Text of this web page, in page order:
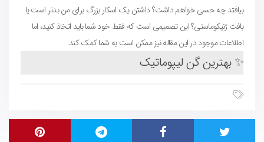
بیافتد چه حسی خواهم داشت؟ داشتن یک اسکار بزرگ برای من بدتر است یا
بافت ژنیکوماستی؟ این تصمیمی است که فقط خود شما باید اتخاذ کنید، اما
اطلاعات موجود در این مقاله نیز ممکن است به شما کمک کند.
✨بهترین گن لیپوماتیک